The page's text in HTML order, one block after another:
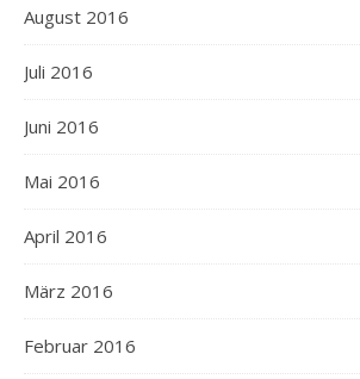
August 2016
Juli 2016
Juni 2016
Mai 2016
April 2016
März 2016
Februar 2016